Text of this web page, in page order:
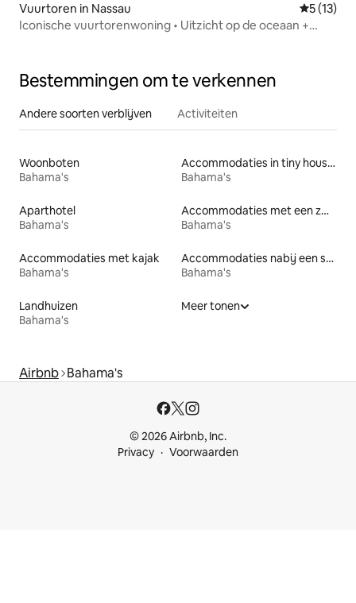
Vuurtoren in Nassau
5 (13)
Iconische vuurtorenwoning • Uitzicht op de oceaan +
Bestemmingen om te verkennen
Andere soorten verblijven Activiteiten
Woonboten
Bahama's
Accommodaties in tiny houses
Bahama's
Aparthotel
Bahama's
Accommodaties met een zwembad
Bahama's
Accommodaties met kajak
Bahama's
Accommodaties nabij een strand
Bahama's
Landhuizen
Bahama's
Meer tonen
Airbnb Bahama's
© 2026 Airbnb, Inc.
Privacy
Voorwaarden